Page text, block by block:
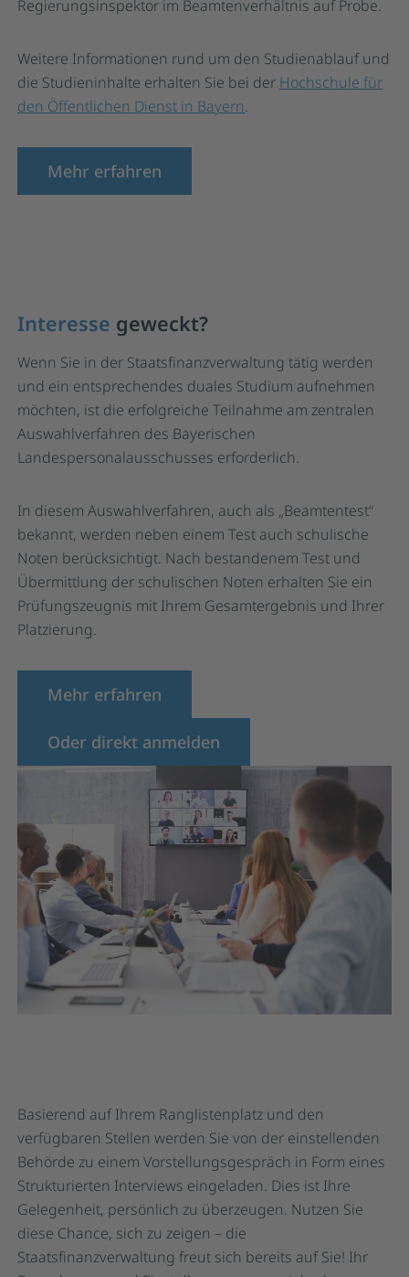
Regierungsinspektor im Beamtenverhältnis auf Probe.
Weitere Informationen rund um den Studienablauf und
die Studieninhalte erhalten Sie bei der Hochschule für
den Öffentlichen Dienst in Bayern.
Mehr erfahren
Interesse geweckt?
Wenn Sie in der Staatsfinanzverwaltung tätig werden
und ein entsprechendes duales Studium aufnehmen
möchten, ist die erfolgreiche Teilnahme am zentralen
Auswahlverfahren des Bayerischen
Landespersonalausschusses erforderlich.
In diesem Auswahlverfahren, auch als „Beamtentest“
bekannt, werden neben einem Test auch schulische
Noten berücksichtigt. Nach bestandenem Test und
Übermittlung der schulischen Noten erhalten Sie ein
Prüfungszeugnis mit Ihrem Gesamtergebnis und Ihrer
Platzierung.
Mehr erfahren
Oder direkt anmelden
Basierend auf Ihrem Ranglistenplatz und den
verfügbaren Stellen werden Sie von der einstellenden
Behörde zu einem Vorstellungsgespräch in Form eines
Strukturierten Interviews eingeladen. Dies ist Ihre
Gelegenheit, persönlich zu überzeugen. Nutzen Sie
diese Chance, sich zu zeigen – die
Staatsfinanzverwaltung freut sich bereits auf Sie! Ihr